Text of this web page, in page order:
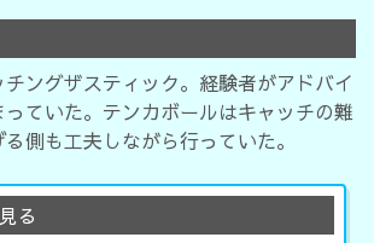
ングザスティック。経験者がアドバイ
ていた。テンカボールはキャッチの難
側も工夫しながら行っていた。
る